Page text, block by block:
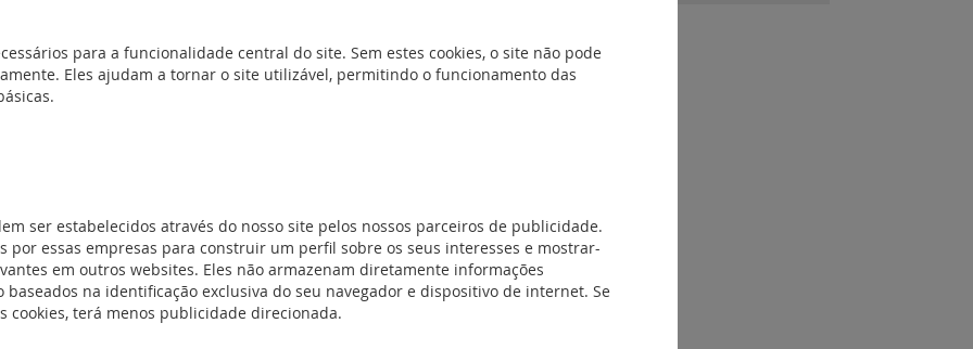
de faca
(24)
acessórios
motores
para a funcionalidade central do site. Sem estes cookies, o site não pode
Eles ajudam a tornar o site utilizável, permitindo o funcionamento das
ser estabelecidos através do nosso site pelos nossos parceiros de publicidade.
por essas empresas para construir um perfil sobre os seus interesses e mostrar-
em outros websites. Eles não armazenam diretamente informações
baseados na identificação exclusiva do seu navegador e dispositivo de internet. Se
cookies, terá menos publicidade direcionada.